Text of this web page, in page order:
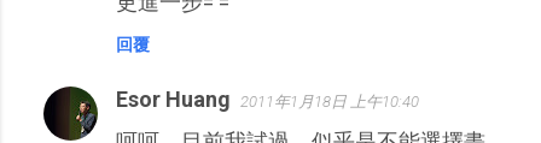
回覆
Esor Huang 2011年1月18日 上午10:40